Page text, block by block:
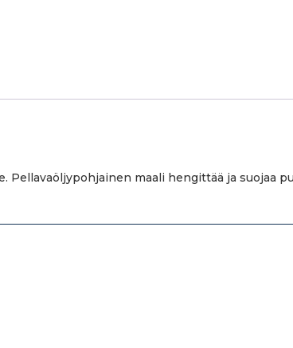
maali hengittää ja suojaa